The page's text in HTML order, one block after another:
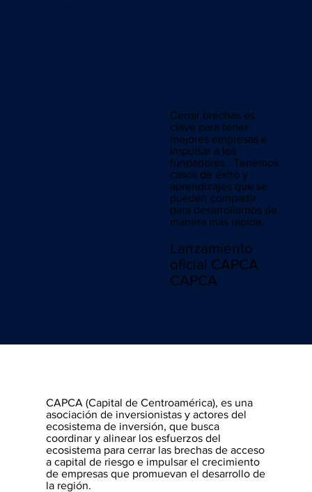
Cerrar brechas es
clave para tener
mejores empresas e
impulsar a los
fundadores...Tenemos
casos de éxito y
aprendizajes que se
pueden compartir
para desarrollarnos de
manera más rápida.
Lanzamiento
oficial CAPCA
CAPCA
CAPCA (Capital de Centroamérica), es una
asociación de inversionistas y actores del
ecosistema de inversión, que busca
coordinar y alinear los esfuerzos del
ecosistema para cerrar las brechas de acceso
a capital de riesgo e impulsar el crecimiento
de empresas que promuevan el desarrollo de
la región.